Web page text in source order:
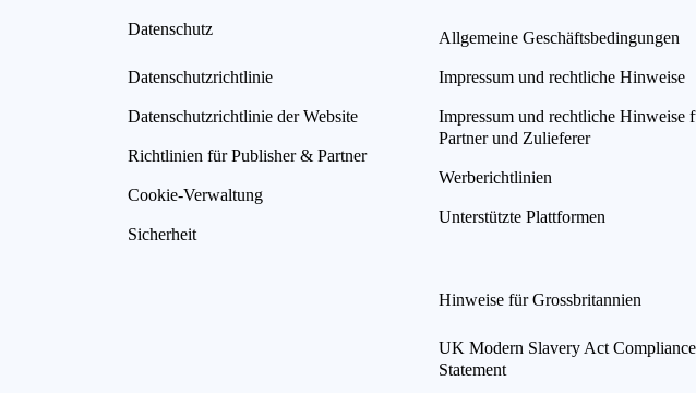
Datenschutz
Datenschutzrichtlinie
Datenschutzrichtlinie der Website
Richtlinien für Publisher & Partner
Cookie-Verwaltung
Sicherheit
Allgemeine Geschäftsbedingungen
Impressum und rechtliche Hinweise
Impressum und rechtliche Hinweise
Partner und Zulieferer
Werberichtlinien
Unterstützte Plattformen
Hinweise für Grossbritannien
UK Modern Slavery Act Compliance
Statement